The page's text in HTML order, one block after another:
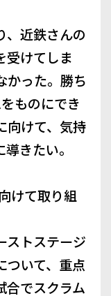
、近鉄さんの
受けてしま
かった。勝ち
ものにでき
向けて、気持
きたい。
けて取り組
ストステージ
ついて、重点
合でスクラム